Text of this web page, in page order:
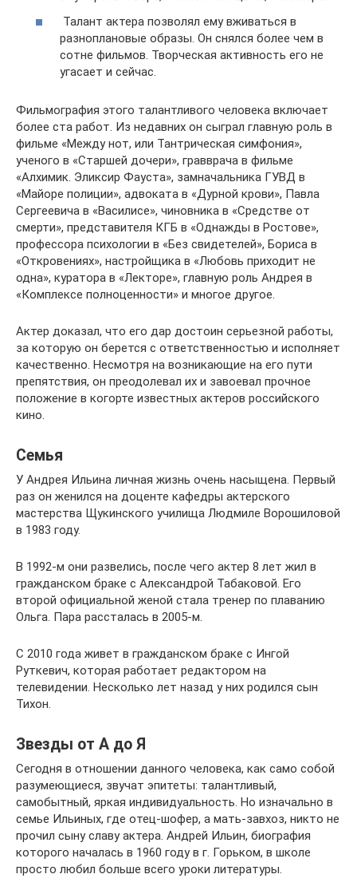
Талант актера позволял ему вживаться в
разноплановые образы. Он снялся более чем в
сотне фильмов. Творческая активность его не
угасает и сейчас.
Фильмография этого талантливого человека включает
более ста работ. Из недавних он сыграл главную роль в
фильме «Между нот, или Тантрическая симфония»,
ученого в «Старшей дочери», гравврача в фильме
«Алхимик. Эликсир Фауста», замначальника ГУВД в
«Майоре полиции», адвоката в «Дурной крови», Павла
Сергеевича в «Василисе», чиновника в «Средстве от
смерти», представителя КГБ в «Однажды в Ростове»,
профессора психологии в «Без свидетелей», Бориса в
«Откровениях», настройщика в «Любовь приходит не
одна», куратора в «Лекторе», главную роль Андрея в
«Комплексе полноценности» и многое другое.
Актер доказал, что его дар достоин серьезной работы,
за которую он берется с ответственностью и исполняет
качественно. Несмотря на возникающие на его пути
препятствия, он преодолевал их и завоевал прочное
положение в когорте известных актеров российского
кино.
Семья
У Андрея Ильина личная жизнь очень насыщена. Первый
раз он женился на доценте кафедры актерского
мастерства Щукинского училища Людмиле Ворошиловой
в 1983 году.
В 1992-м они развелись, после чего актер 8 лет жил в
гражданском браке с Александрой Табаковой. Его
второй официальной женой стала тренер по плаванию
Ольга. Пара рассталась в 2005-м.
С 2010 года живет в гражданском браке с Ингой
Руткевич, которая работает редактором на
телевидении. Несколько лет назад у них родился сын
Тихон.
Звезды от А до Я
Сегодня в отношении данного человека, как само собой
разумеющиеся, звучат эпитеты: талантливый,
самобытный, яркая индивидуальность. Но изначально в
семье Ильиных, где отец-шофер, а мать-завхоз, никто не
прочил сыну славу актера. Андрей Ильин, биография
которого началась в 1960 году в г. Горьком, в школе
просто любил больше всего уроки литературы.